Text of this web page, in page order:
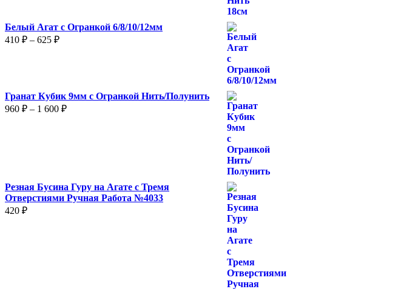
Белый Агат с Огранкой 6/8/10/12мм
410 ₽ – 625 ₽Диапазон
Гранат Кубик 9мм с Огранкой Нить/Полунить
960 ₽ – 1 600 ₽Диапазон
Резная Бусина Гуру на Агате с Тремя
Отверстиями Ручная Работа №4033
420 ₽